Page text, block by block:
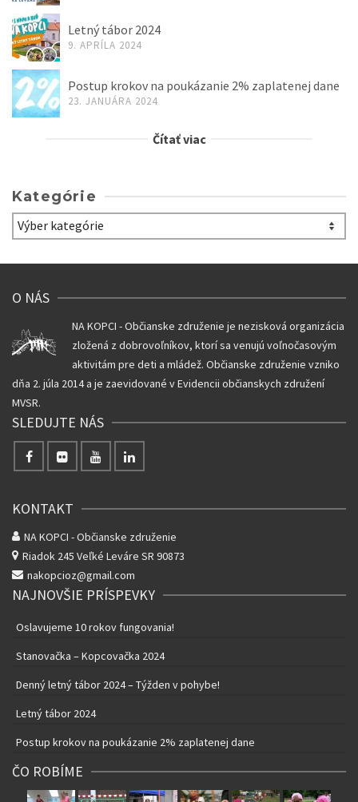
Letný tábor 2024
9. APRÍLA 2024
Postup krokov na poukázanie 2% zaplatenej dane
23. JANUÁRA 2024
Čítať viac
Kategórie
Kategórie
O NÁS
NA KOPCI - Občianske združenie je nezisková organizácia
zložená z dobrovoľníkov, ktorí sa venujú voľnočasovým
aktivitám pre deti a mládež. Občianske združenie vzniko
dňa 2. júla 2014 a je zaevidované v Evidencii občianskych združení
MVSR.
SLEDUJTE NÁS
KONTAKT
NA KOPCI - Občianske združenie
Riadok 245 Veľké Leváre SR 90873
nakopcioz@gmail.com
NAJNOVŠIE PRÍSPEVKY
Oslavujeme 10 rokov fungovania!
Stanovačka – Kopcovačka 2024
Denný letný tábor 2024 – Týžden v pohybe!
Letný tábor 2024
Postup krokov na poukázanie 2% zaplatenej dane
ČO ROBÍME